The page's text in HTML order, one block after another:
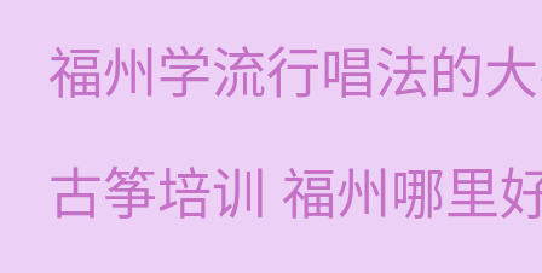
福州学流行唱法的
古筝培训 福州哪里